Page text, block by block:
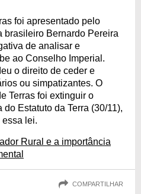
foi apresentado pelo
brasileiro Bernardo Pereira
de analisar e
ao Conselho Imperial.
o direito de ceder e
ou simpatizantes. O
Terras foi extinguir o
Estatuto da Terra (30/11),
essa lei.
Rural e a importância
COMPARTILHAR